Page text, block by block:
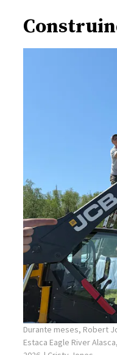
Durante meses, Robert
Estaca Eagle River